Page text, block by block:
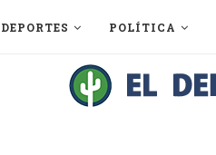
DEPORTES POLÍTICA